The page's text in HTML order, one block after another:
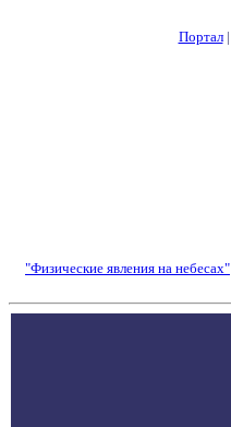
Портал|
"Физические явления на небесах"